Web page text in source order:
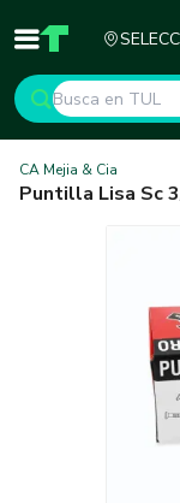
Inicio TUL - Tu
CA Mejia & Cia
Puntilla Lisa Sc